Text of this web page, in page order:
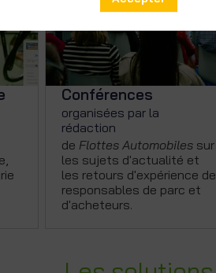
Conférences
organisées par la
rédaction
de Flottes Automobilessur
les sujets d'actualité et
les retours d'expérience de
responsables de parc et
d'acheteurs.